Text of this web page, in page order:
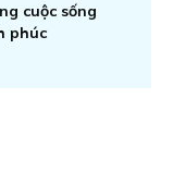
cuộc sống
phúc